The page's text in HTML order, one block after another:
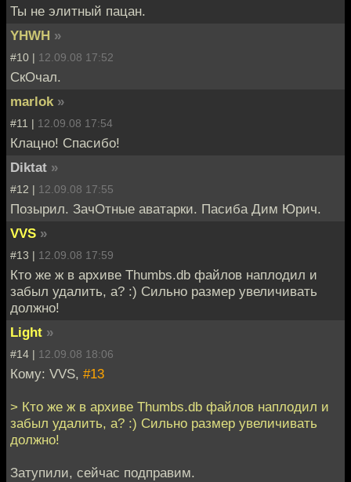
Ты не элитный пацан.
YHWH »
#10 | 12.09.08 17:52
СкОчал.
marlok »
#11 | 12.09.08 17:54
Клацно! Спасибо!
Diktat »
#12 | 12.09.08 17:55
Позырил. ЗачОтные аватарки. Пасиба Дим Юрич.
VVS »
#13 | 12.09.08 17:59
Кто же ж в архиве Thumbs.db файлов наплодил и
забыл удалить, а? :) Сильно размер увеличивать
должно!
Light »
#14 | 12.09.08 18:06
Кому: VVS, #13
> Кто же ж в архиве Thumbs.db файлов наплодил и
забыл удалить, а? :) Сильно размер увеличивать
должно!
Затупили, сейчас подправим.